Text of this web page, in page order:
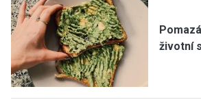
životní